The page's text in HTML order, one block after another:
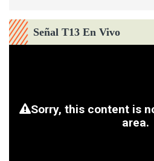
Señal T13 En Vivo